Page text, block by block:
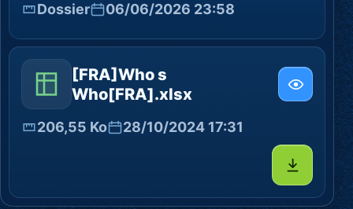
Dossier 06/06/2026 23:58
[FRA]Who s
Who[FRA].xlsx
206,55 Ko 28/10/2024 17:31